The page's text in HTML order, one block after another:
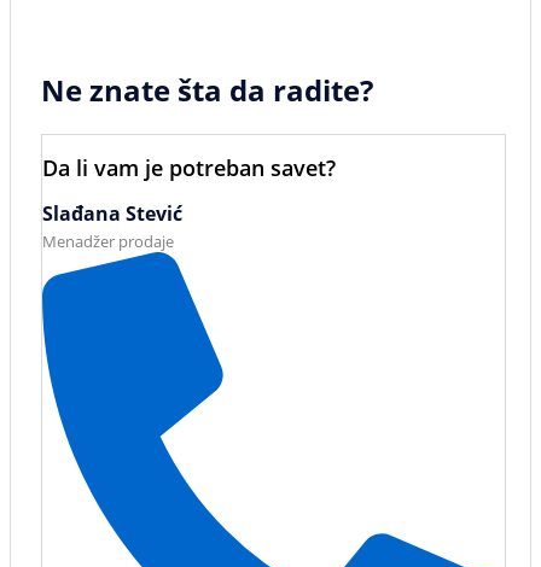
Ne znate šta da radite?
Da li vam je potreban savet?
Slađana Stević
Menadžer prodaje